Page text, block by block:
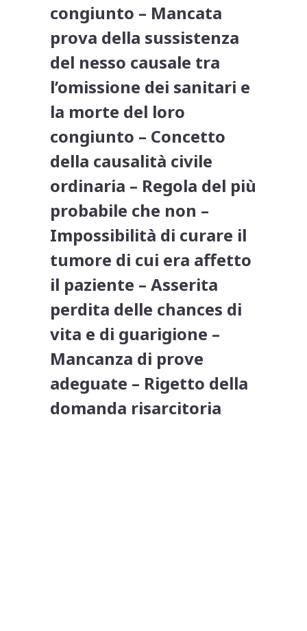
congiunto – Mancata
prova della sussistenza
del nesso causale tra
l’omissione dei sanitari e
la morte del loro
congiunto – Concetto
della causalità civile
ordinaria – Regola del più
probabile che non –
Impossibilità di curare il
tumore di cui era affetto
il paziente – Asserita
perdita delle chances di
vita e di guarigione –
Mancanza di prove
adeguate – Rigetto della
domanda risarcitoria